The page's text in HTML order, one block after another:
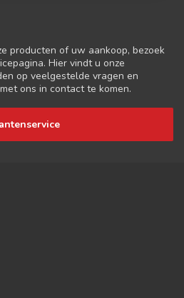
producten of uw aankoop, bezoek
Hier vindt u onze
op veelgestelde vragen en
ons in contact te komen.